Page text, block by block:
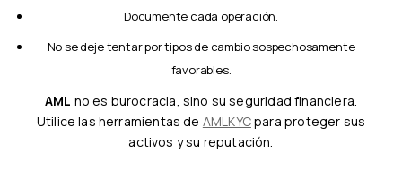
Documente cada operación.
No se deje tentar por tipos de cambio sospechosamente
favorables.
AML no es burocracia, sino su seguridad financiera.
Utilice las herramientas de AMLKYCpara proteger sus
activos y su reputación.